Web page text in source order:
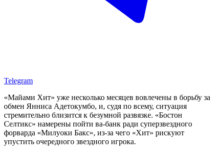
Telegram
«Майами Хит» уже несколько месяцев вовлечены в борьбу за
обмен Янниса Адетокумбо, и, судя по всему, ситуация
стремительно близится к безумной развязке. «Бостон
Селтикс» намерены пойти ва-банк ради суперзвездного
форварда «Милуоки Бакс», из-за чего «Хит» рискуют
упустить очередного звездного игрока.